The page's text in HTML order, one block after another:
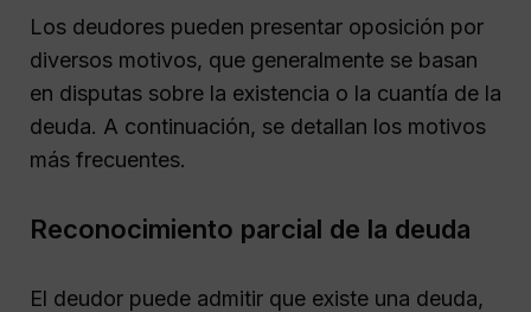
Los deudores pueden presentar oposición por
diversos motivos, que generalmente se basan
en disputas sobre la existencia o la cuantía de la
deuda. A continuación, se detallan los motivos
más frecuentes.
Reconocimiento parcial de la deuda
El deudor puede admitir que existe una deuda,